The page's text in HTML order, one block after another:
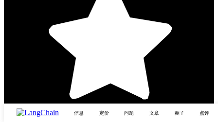
信息 定价 问题 文章 圈子 点评